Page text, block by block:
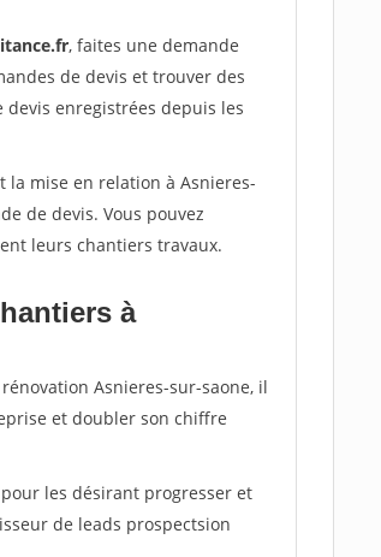
, faites une demande
de devis et trouver des
devis enregistrées depuis les
la mise en relation à Asnieres-
de devis. Vous pouvez
leurs chantiers travaux.
à
Asnieres-sur-saone, il
et doubler son chiffre
les désirant progresser et
de leads prospectsion